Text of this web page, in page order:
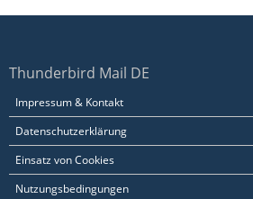
Thunderbird Mail DE
Impressum & Kontakt
Datenschutzerklärung
Einsatz von Cookies
Nutzungsbedingungen